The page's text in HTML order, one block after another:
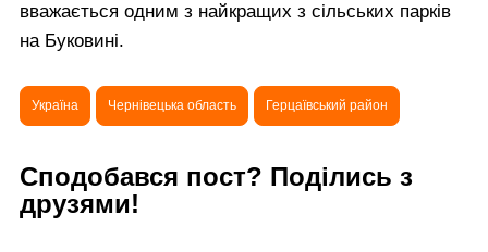
вважається одним з найкращих з сільських парків
на Буковині.
Україна Чернівецька область Герцаївський район
Сподобався пост? Поділись з
друзями!